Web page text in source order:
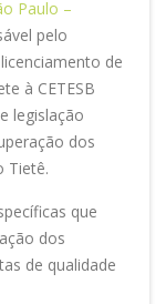
Paulo –
pelo
de
à CETESB
legislação
dos
Tietê.
que
dos
de qualidade